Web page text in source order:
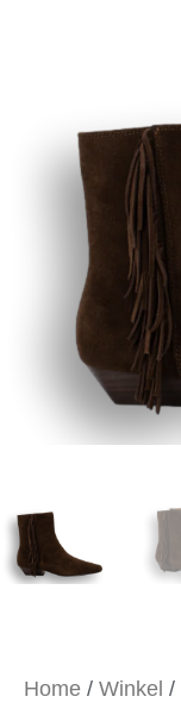
Home / Winkel /